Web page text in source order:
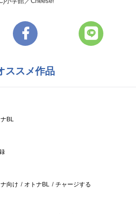
ススメ作品
BL
向け オトナBL チャージする